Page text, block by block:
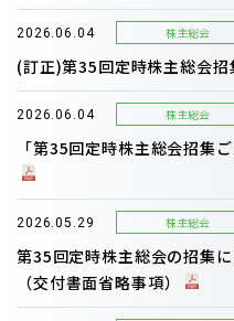
2026.06.04 株主総会
(訂正)第35回定時株主総会招
2026.06.04 株主総会
「第35回定時株主総会招集
2026.05.29 株主総会
第35回定時株主総会の招集
（交付書面省略事項）